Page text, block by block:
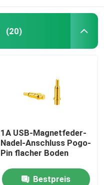
(20)
1A USB-Magnetfeder-
Nadel-Anschluss Pogo-
Pin flacher Boden
Bestpreis